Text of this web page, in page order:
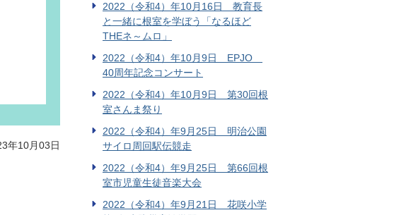
年10月03日
2022（令和4）年10月16日 教育長
と一緒に根室を学ぼう「なるほど
THEネ～ムロ」
2022（令和4）年10月9日 EPJO
40周年記念コンサート
2022（令和4）年10月9日 第30回根
室さんま祭り
2022（令和4）年9月25日 明治公園
サイロ周回駅伝競走
2022（令和4）年9月25日 第66回根
室市児童生徒音楽大会
2022（令和4）年9月21日 花咲小学